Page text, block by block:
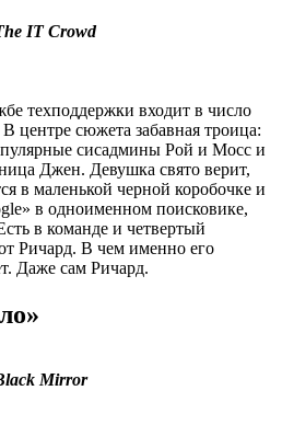
IT Crowd
техподдержки входит в число
В центре сюжета забавная троица:
сисадмины Рой и Мосс и
Джен. Девушка свято верит,
в маленькой черной коробочке и
в одноименном поисковике,
в команде и четвертый
Ричард. В чем именно его
Даже сам Ричард.
Mirror